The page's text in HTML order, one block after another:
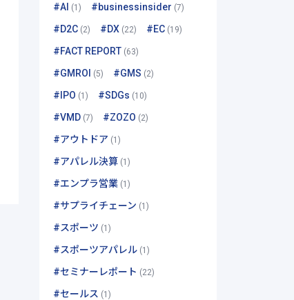
#AI (1) #businessinsider (7)
#D2C(2) #DX(22) #EC(19)
#FACT REPORT (63)
#GMROI (5) #GMS (2)
#IPO (1) #SDGs (10)
#VMD(7) #ZOZO (2)
#アウトドア (1)
#アパレル決算(1)
#エンプラ営業(1)
#サプライチェーン (1)
#スポーツ (1)
#スポーツアパレル(1)
#セミナーレポート (22)
#セールス (1)